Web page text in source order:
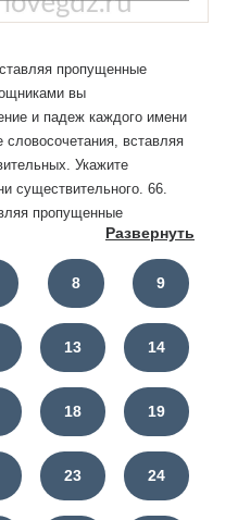
Развернуть
пропущенные
вы
и падеж каждого имени
вставляя
Укажите
существительного. 66.
пропущенные
8 9
13 14
18 19
23 24